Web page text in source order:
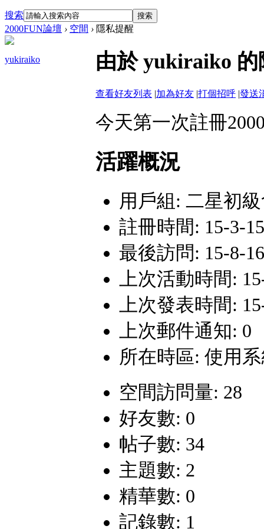
搜索 搜索
2000FUN論壇 › 空間 › 隱私提醒
yukiraiko 由於 yukiraiko
查看好友列表 |加為好友 |打個招呼 |發送
今天第一次註冊
活躍概況
用戶組: 二星初
註冊時間: 15-3-
最後訪問: 15-8-
上次活動時間:
上次發表時間:
上次郵件通知: 0
所在時區: 使用
空間訪問量: 28
好友數: 0
帖子數: 34
主題數: 2
精華數: 0
記錄數: 1